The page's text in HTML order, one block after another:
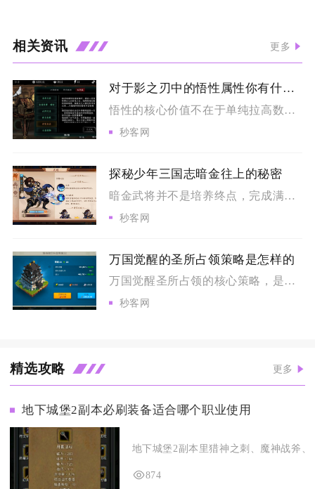
相关资讯 更多
对于影之刃中的悟性属性你有什么独到的理解
悟性的核心价值不在于单纯拉高数值，而是作为心法装配的资源阈值...
秒客网
探秘少年三国志暗金往上的秘密
暗金武将并不是培养终点，完成满星养成之后可以开启化金进阶，突...
秒客网
万国觉醒的圣所占领策略是怎样的
万国觉醒圣所占领的核心策略，是以联盟分工为基础，前期做好bu...
秒客网
精选攻略 更多
地下城堡2副本必刷装备适合哪个职业使用
地下城堡2副本里猎神之刺、魔神战斧
874